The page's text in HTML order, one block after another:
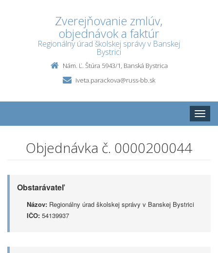
Zverejňovanie zmlúv,
objednávok a faktúr
Regionálny úrad školskej správy v Banskej
Bystrici
Nám. Ľ. Štúra 5943/1, Banská Bystrica
iveta.parackova@russ-bb.sk
Toggle
Objednávka č. 0000200044
Obstarávateľ
Názov: Regionálny úrad školskej správy v Banskej Bystrici
IČO: 54139937